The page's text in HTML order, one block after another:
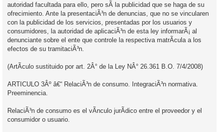
autoridad facultada para ello, pero sÃ­ la publicidad que se haga de su
ofrecimiento. Ante la presentaciÃ³n de denuncias, que no se vincularen
con la publicidad de los servicios, presentadas por los usuarios y
consumidores, la autoridad de aplicaciÃ³n de esta ley informarÃ¡ al
denunciante sobre el ente que controle la respectiva matrÃ­cula a los
efectos de su tramitaciÃ³n.
(ArtÃ­culo sustituido por art. 2Â° de la Ley NÂ° 26.361 B.O. 7/4/2008)
ARTICULO 3Âº â€“ RelaciÃ³n de consumo. IntegraciÃ³n normativa.
Preeminencia.
RelaciÃ³n de consumo es el vÃ­nculo jurÃ­dico entre el proveedor y el
consumidor o usuario.